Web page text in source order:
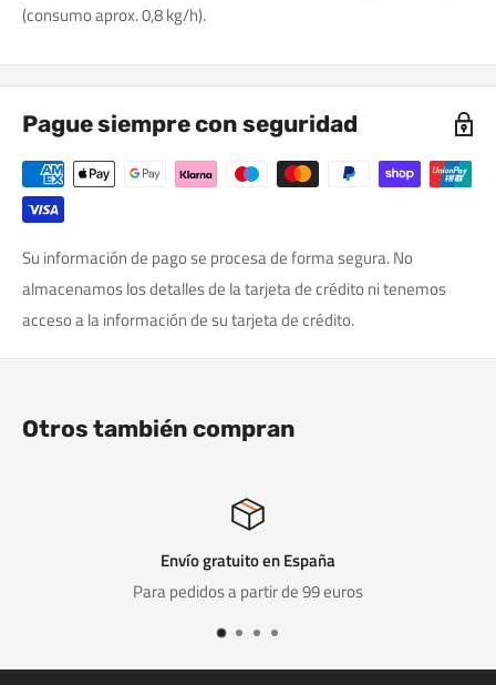
(consumo aprox. 0,8 kg/h).
Pague siempre con seguridad
Su información de pago se procesa de forma segura. No
almacenamos los detalles de la tarjeta de crédito ni tenemos
acceso a la información de su tarjeta de crédito.
Otros también compran
Envío gratuito en España
Para pedidos a partir de 99 euros